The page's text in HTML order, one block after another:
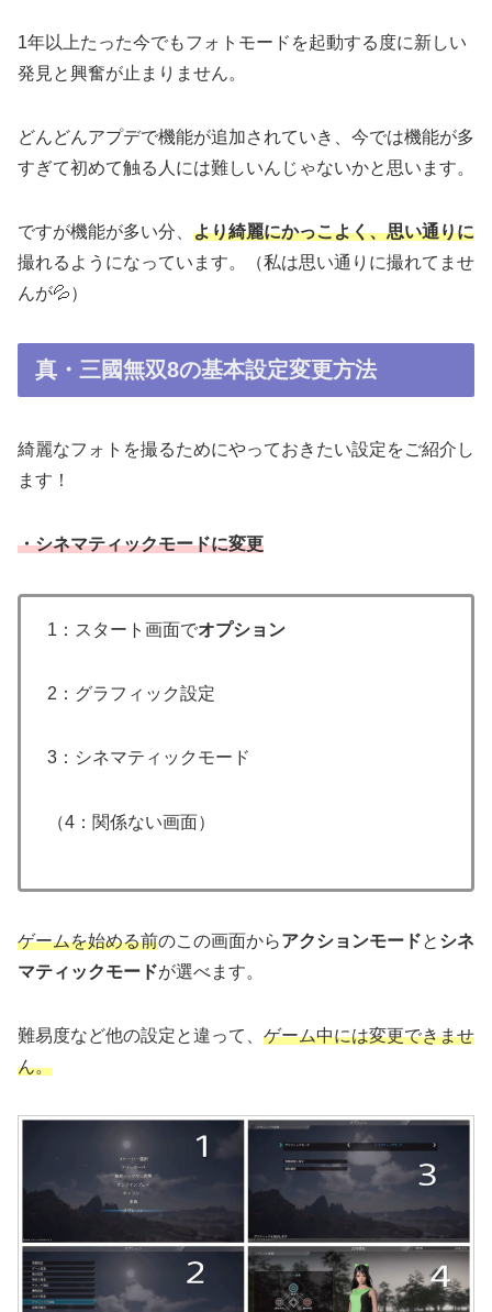
1年以上たった今でもフォトモードを起動する度に新しい
発見と興奮が止まりません。
どんどんアプデで機能が追加されていき、今では機能が多
すぎて初めて触る人には難しいんじゃないかと思います。
ですが機能が多い分、 より綺麗にかっこよく、思い通りに
撮れるようになっています。（私は思い通りに撮れてませ
んが💦）
真・三國無双8の基本設定変更方法
綺麗なフォトを撮るためにやっておきたい設定をご紹介し
ます！
・シネマティックモードに変更
1：スタート画面でオプション
2：グラフィック設定
3：シネマティックモード
（4：関係ない画面）
ゲームを始める前のこの画面からアクションモードと シネ
マティックモードが選べます。
難易度など他の設定と違って、 ゲーム中には変更できませ
ん。